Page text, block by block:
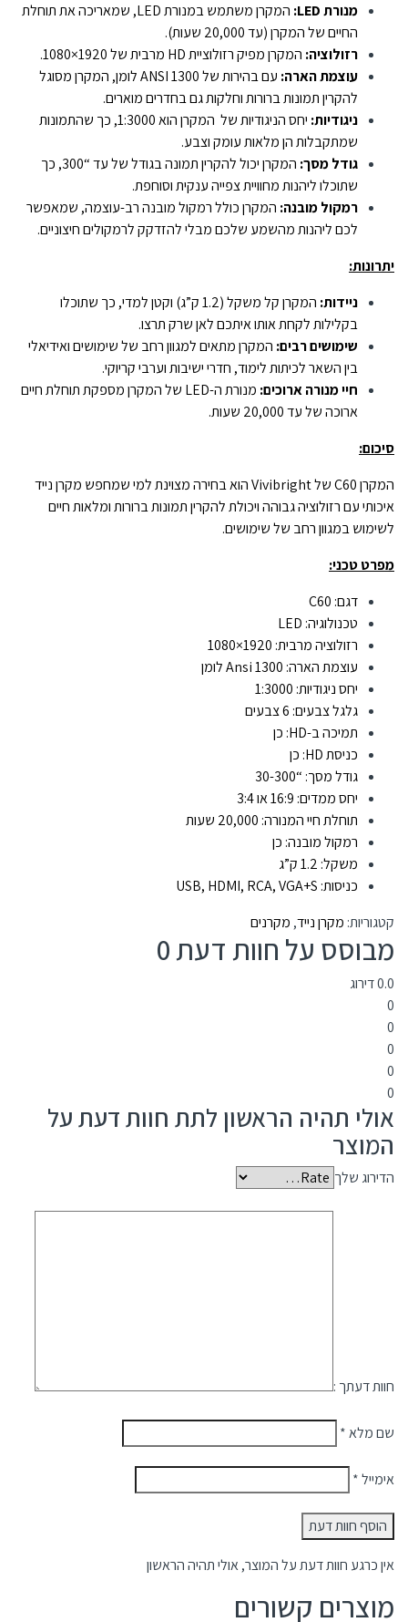
מנורת LED:
המקרן משתמש במנורת LED, שמאריכה את תוחלת
החיים של המקרן (עד 20,000 שעות).
רזולוציה: המקרן מפיק רזולוציית HD מרבית של 1920×1080.
עוצמת הארה:
עם בהירות של 1300 ANSI לומן, המקרן מסוגל
להקרין תמונות ברורות וחלקות גם בחדרים מוארים.
ניגודיות:
יחס הניגודיות של המקרן הוא 1:3000, כך שהתמונות
שמתקבלות הן מלאות עומק וצבע.
גודל מסך:
המקרן יכול להקרין תמונה בגודל של עד “300, כך
שתוכלו ליהנות מחוויית צפייה ענקית וסוחפת.
רמקול מובנה: המקרן כולל רמקול מובנה רב-עוצמה, שמאפשר
לכם ליהנות מהשמע שלכם מבלי להזדקק לרמקולים חיצוניים.
יתרונות:
ניידות:
המקרן קל משקל (1.2 ק”ג) וקטן למדי, כך שתוכלו
בקלילות לקחת אותו איתכם לאן שרק תרצו.
שימושים רבים: המקרן מתאים למגוון רחב של שימושים ואידיאלי
בין השאר לכיתות לימוד, חדרי ישיבות וערבי קריוקי.
חיי מנורה ארוכים:
מנורת ה-LED של המקרן מספקת תוחלת חיים
ארוכה של עד 20,000 שעות.
סיכום:
המקרן C60 של Vivibright הוא בחירה מצוינת למי שמחפש מקרן נייד
איכותי עם רזולוציה גבוהה ויכולת להקרין תמונות ברורות ומלאות חיים
לשימוש במגוון רחב של שימושים.
מפרט טכני:
דגם: C60
טכנולוגיה: LED
רזולוציה מרבית: 1920×1080
עוצמת הארה: 1300 Ansi לומן
יחס ניגודיות: 1:3000
גלגל צבעים: 6 צבעים
תמיכה ב-HD: כן
כניסת HD: כן
גודל מסך: “30-300
יחס ממדים: 16:9 או 3:4
תוחלת חיי המנורה: 20,000 שעות
רמקול מובנה: כן
משקל: 1.2 ק”ג
כניסות: USB, HDMI, RCA, VGA+S
קטגוריות: מקרן נייד, מקרנים
מבוסס על חוות דעת 0
0.0דירוג
0
0
0
0
0
אולי תהיה הראשון לתת חוות דעת על
המוצר
הדירוג שלך
חוות דעתך :
שם מלא*
אימייל*
אין כרגע חוות דעת על המוצר, אולי תהיה הראשון
מוצרים קשורים